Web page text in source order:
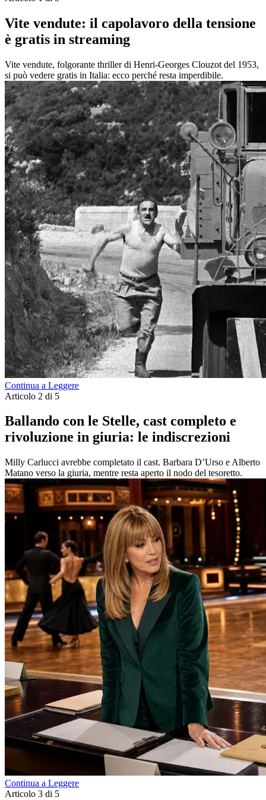
Vite vendute: il capolavoro della tensione
è gratis in streaming
Vite vendute, folgorante thriller di Henri-Georges Clouzot del 1953,
si può vedere gratis in Italia: ecco perché resta imperdibile.
Continua a Leggere
Articolo 2 di 5
Ballando con le Stelle, cast completo e
rivoluzione in giuria: le indiscrezioni
Milly Carlucci avrebbe completato il cast. Barbara D’Urso e Alberto
Matano verso la giuria, mentre resta aperto il nodo del tesoretto.
Continua a Leggere
Articolo 3 di 5